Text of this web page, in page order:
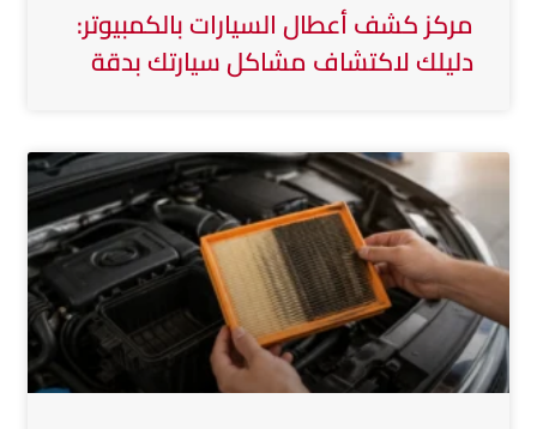
مركز كشف أعطال السيارات بالكمبيوتر:
دليلك لاكتشاف مشاكل سيارتك بدقة